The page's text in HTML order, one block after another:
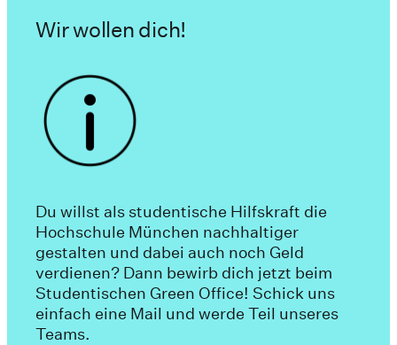
Wir wollen dich!
Du willst als studentische Hilfskraft die
Hochschule München nachhaltiger
gestalten und dabei auch noch Geld
verdienen? Dann bewirb dich jetzt beim
Studentischen Green Office! Schick uns
einfach eine Mail und werde Teil unseres
Teams.